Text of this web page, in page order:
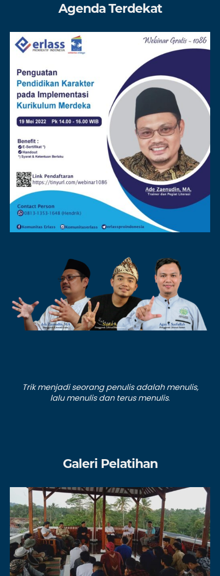
Agenda Terdekat
Trik menjadi seorang penulis adalah menulis,
lalu menulis dan terus menulis.
Galeri Pelatihan